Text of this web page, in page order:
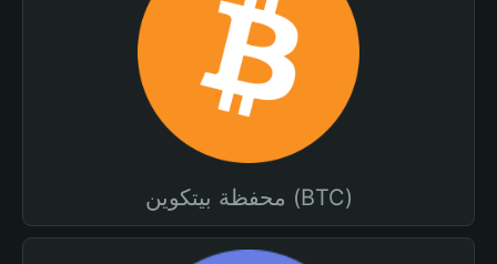
محفظة بيتكوين (BTC)